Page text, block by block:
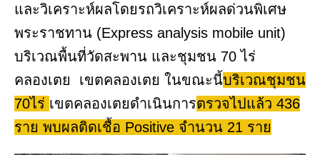
และวิเคราะห์ผลโดยรถวิเคราะห์ผลด่วนพิเศษ
พระราชทาน (Express analysis mobile unit)
บริเวณพื้นที่วัดสะพาน และชุมชน 70 ไร่
คลองเตย เขตคลองเตย ในขณะนี้บริเวณชุมชน
70ไร่ เขตคลองเตยดำเนินการตรวจไปแล้ว 436
ราย พบผลติดเชื้อ Positive จำนวน 21 ราย